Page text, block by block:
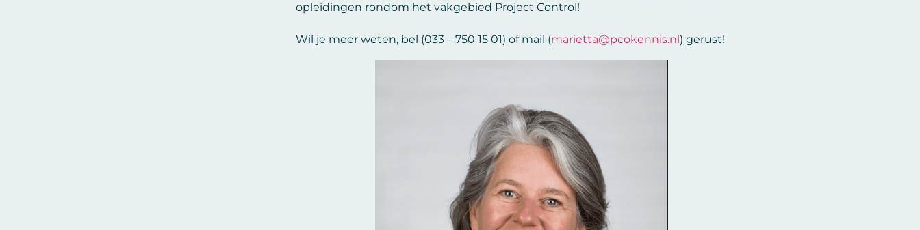
opleidingen rondom het vakgebied Project Control!
Wil je meer weten, bel (033 – 750 15 01) of mail (marietta@pcokennis.nl) gerust!